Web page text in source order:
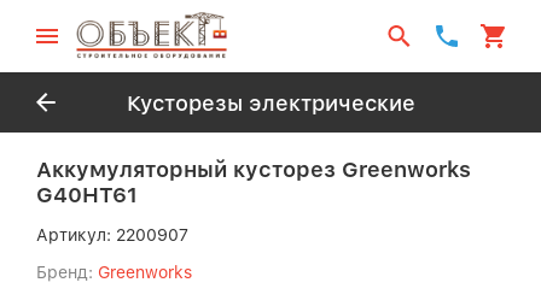
Кусторезы электрические
Аккумуляторный кусторез Greenworks
G40HT61
Артикул: 2200907
Бренд: Greenworks